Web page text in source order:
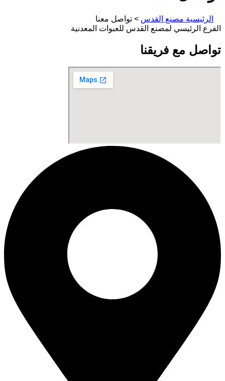
الرئيسية مصنع القدس > تواصل معنا
الفرع الرئيسي لمصنع القدس للعبوات المعدنية
تواصل مع فريقنا